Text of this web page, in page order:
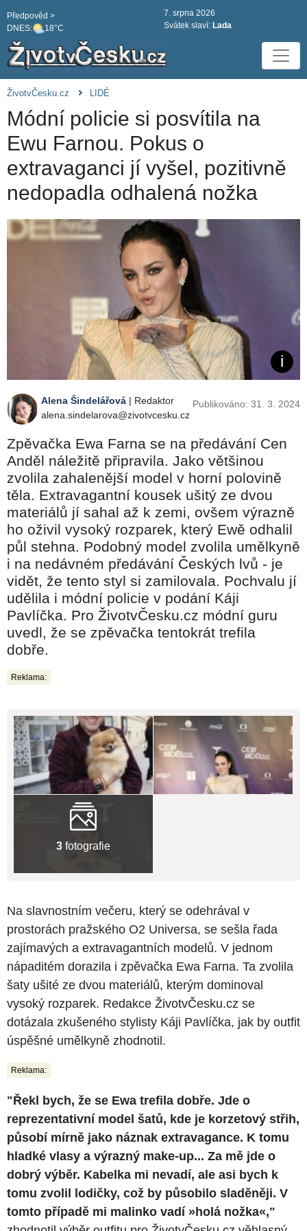
DNES: 18°C
Předpověd >
7. srpna 2026
Svátek slaví: Lada
ŽivotvČesku.cz LIDÉ
Módní policie si posvítila na
Ewu Farnou. Pokus o
extravaganci jí vyšel, pozitivně
nedopadla odhalená nožka
Alena Šindelářová | Redaktor
alena.sindelarova@zivotvcesku.cz
Publikováno: 31. 3. 2024
Zpěvačka Ewa Farna se na předávání Cen
Anděl náležitě připravila. Jako většinou
zvolila zahalenější model v horní polovině
těla. Extravagantní kousek ušitý ze dvou
materiálů jí sahal až k zemi, ovšem výrazně
ho oživil vysoký rozparek, který Ewě odhalil
půl stehna. Podobný model zvolila umělkyně
i na nedávném předávání Českých lvů - je
vidět, že tento styl si zamilovala. Pochvalu jí
udělila i módní policie v podání Káji
Pavlíčka. Pro ŽivotvČesku.cz módní guru
uvedl, že se zpěvačka tentokrát trefila
dobře.
Reklama:
3 fotografie
Na slavnostním večeru, který se odehrával v
prostorách pražského O2 Universa, se sešla řada
zajímavých a extravagantních modelů. V jednom
nápaditém dorazila i zpěvačka Ewa Farna. Ta zvolila
šaty ušité ze dvou materiálů, kterým dominoval
vysoký rozparek. Redakce ŽivotvČesku.cz se
dotázala zkušeného stylisty Káji Pavlíčka, jak by outfit
úspěšné umělkyně zhodnotil.
Reklama:
"Řekl bych, že se Ewa trefila dobře. Jde o
reprezentativní model šatů, kde je korzetový střih,
působí mírně jako náznak extravagance. K tomu
hladké vlasy a výrazný make-up... Za mě jde o
dobrý výběr. Kabelka mi nevadí, ale asi bych k
tomu zvolil lodičky, což by působilo sladěněji. V
tomto případě mi malinko vadí »holá nožka«,"